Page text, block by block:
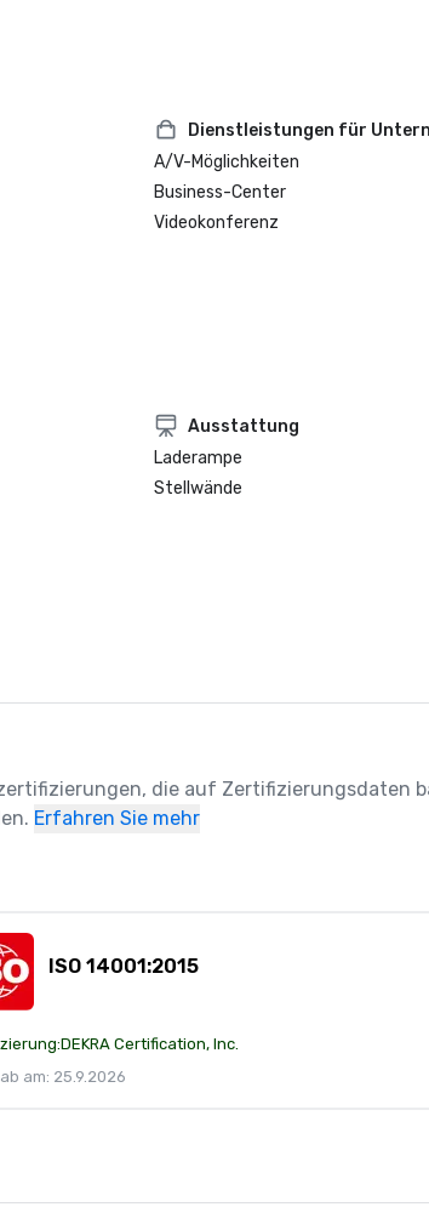
Dienstleistungen für
A/V-Möglichkeiten
Business-Center
Videokonferenz
Ausstattung
Laderampe
Stellwände
die auf Zertifizierungsdaten
Erfahren Sie mehr
ISO 14001:2015
DEKRA Certification, Inc.
am: 25.9.2026